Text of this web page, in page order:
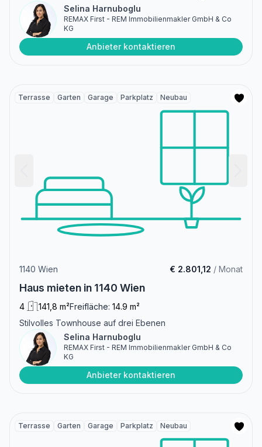
Selina Harnuboglu
REMAX First - REM Immobilienmakler GmbH & Co
KG
Anbieter kontaktieren
Terrasse Garten Garage Parkplatz Neubau
1140 Wien € 2.801,12 / Monat
Haus mieten in 1140 Wien
4 141,8 m²Freifläche: 14.9 m²
Stilvolles Townhouse auf drei Ebenen
Selina Harnuboglu
REMAX First - REM Immobilienmakler GmbH & Co
KG
Anbieter kontaktieren
Terrasse Garten Garage Parkplatz Neubau